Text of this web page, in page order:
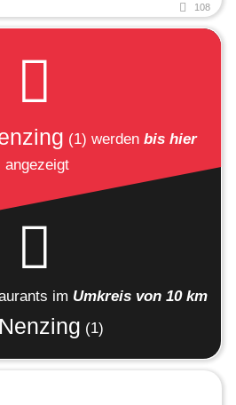
108
(1) werden bis hier
angezeigt
im Umkreis von 10 km
Nenzing (1)